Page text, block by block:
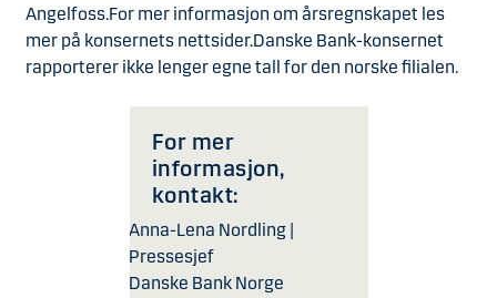
Angelfoss.For mer informasjon om årsregnskapet les
mer på konsernets nettsider.Danske Bank-konsernet
rapporterer ikke lenger egne tall for den norske filialen.
For mer
informasjon,
kontakt:
Anna-Lena Nordling |
Pressesjef
Danske Bank Norge